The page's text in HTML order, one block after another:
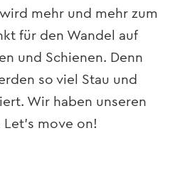
mehr und mehr zum
für den Wandel auf
und Schienen. Denn
so viel Stau und
Wir haben unseren
move on!